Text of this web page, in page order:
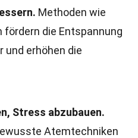
Methoden wie
fördern die Entspannung
und erhöhen die
Stress abzubauen.
Atemtechniken